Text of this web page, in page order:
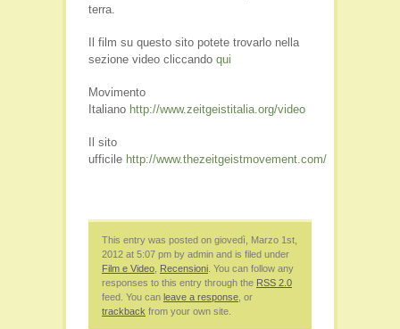
terra.
Il film su questo sito potete trovarlo nella
sezione video cliccando qui
Movimento
Italiano http://www.zeitgeistitalia.org/video
Il sito
ufficile http://www.thezeitgeistmovement.com/
This entry was posted on giovedì, Marzo 1st,
2012 at 5:07 pm by admin and is filed under
Film e Video Recensioni . You can follow any
responses to this entry through the RSS 2.0
feed. You can leave a response , or
trackback from your own site.